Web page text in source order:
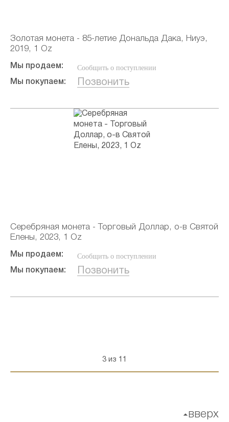
Золотая монета - 85-летие Дональда Дака, Ниуэ,
2019, 1 Oz
Мы продаем: Сообщить о поступлении
Мы покупаем: Позвонить
Серебряная монета - Торговый Доллар, о-в Святой
Елены, 2023, 1 Oz
Мы продаем: Сообщить о поступлении
Мы покупаем: Позвонить
3 из 11
вверх